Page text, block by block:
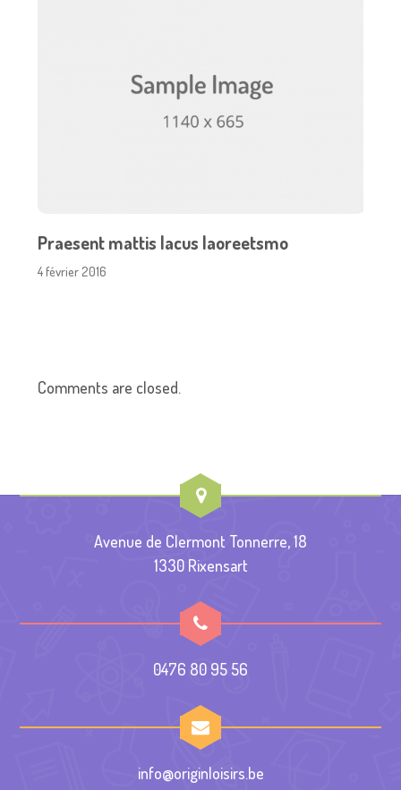
Praesent mattis lacus laoreetsmo
4 février 2016
Comments are closed.
Avenue de Clermont Tonnerre, 18
1330 Rixensart
0476 80 95 56
info@originloisirs.be